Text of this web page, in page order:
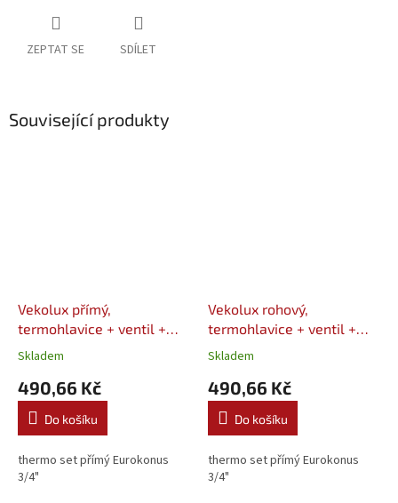
ZEPTAT SE SDÍLET
Související produkty
Vekolux přímý,
termohlavice + ventil +
šroubení + 2x EK 3/4"
Skladem
490,66 Kč
Do košíku
thermo set přímý Eurokonus
3/4"
Vekolux rohový,
termohlavice + ventil +
šroubení + 2x EK 3/4"
Skladem
490,66 Kč
Do košíku
thermo set přímý Eurokonus
3/4"